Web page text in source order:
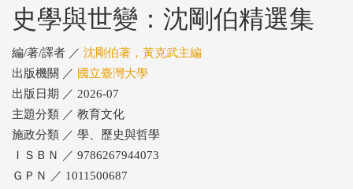
史學與世變：沈剛伯精選集
編/著/譯者 ／ 沈剛伯著，黃克武主編
出版機關 ／ 國立臺灣大學
出版日期 ／ 2026-07
主題分類 ／ 教育文化
施政分類 ／ 學、歷史與哲學
ＩＳＢＮ ／ 9786267944073
ＧＰＮ ／ 1011500687